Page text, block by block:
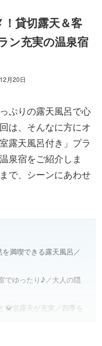
貸切露天＆客
ン充実の温泉宿
月20日
ぷりの露天風呂で心
は、そんなに方にオ
露天風呂付き」プラ
泉宿をご紹介しま
で、シーンにあわせ
を満喫できる露天風呂／
でゆったり♪／大人の隠
客室露天が充実／四季を